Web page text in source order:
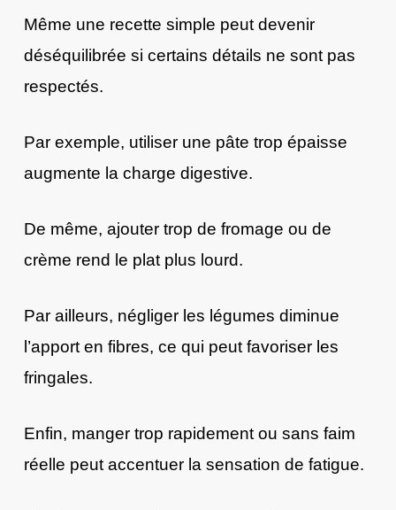
Même une recette simple peut devenir
déséquilibrée si certains détails ne sont pas
respectés.
Par exemple, utiliser une pâte trop épaisse
augmente la charge digestive.
De même, ajouter trop de fromage ou de
crème rend le plat plus lourd.
Par ailleurs, négliger les légumes diminue
l’apport en fibres, ce qui peut favoriser les
fringales.
Enfin, manger trop rapidement ou sans faim
réelle peut accentuer la sensation de fatigue.